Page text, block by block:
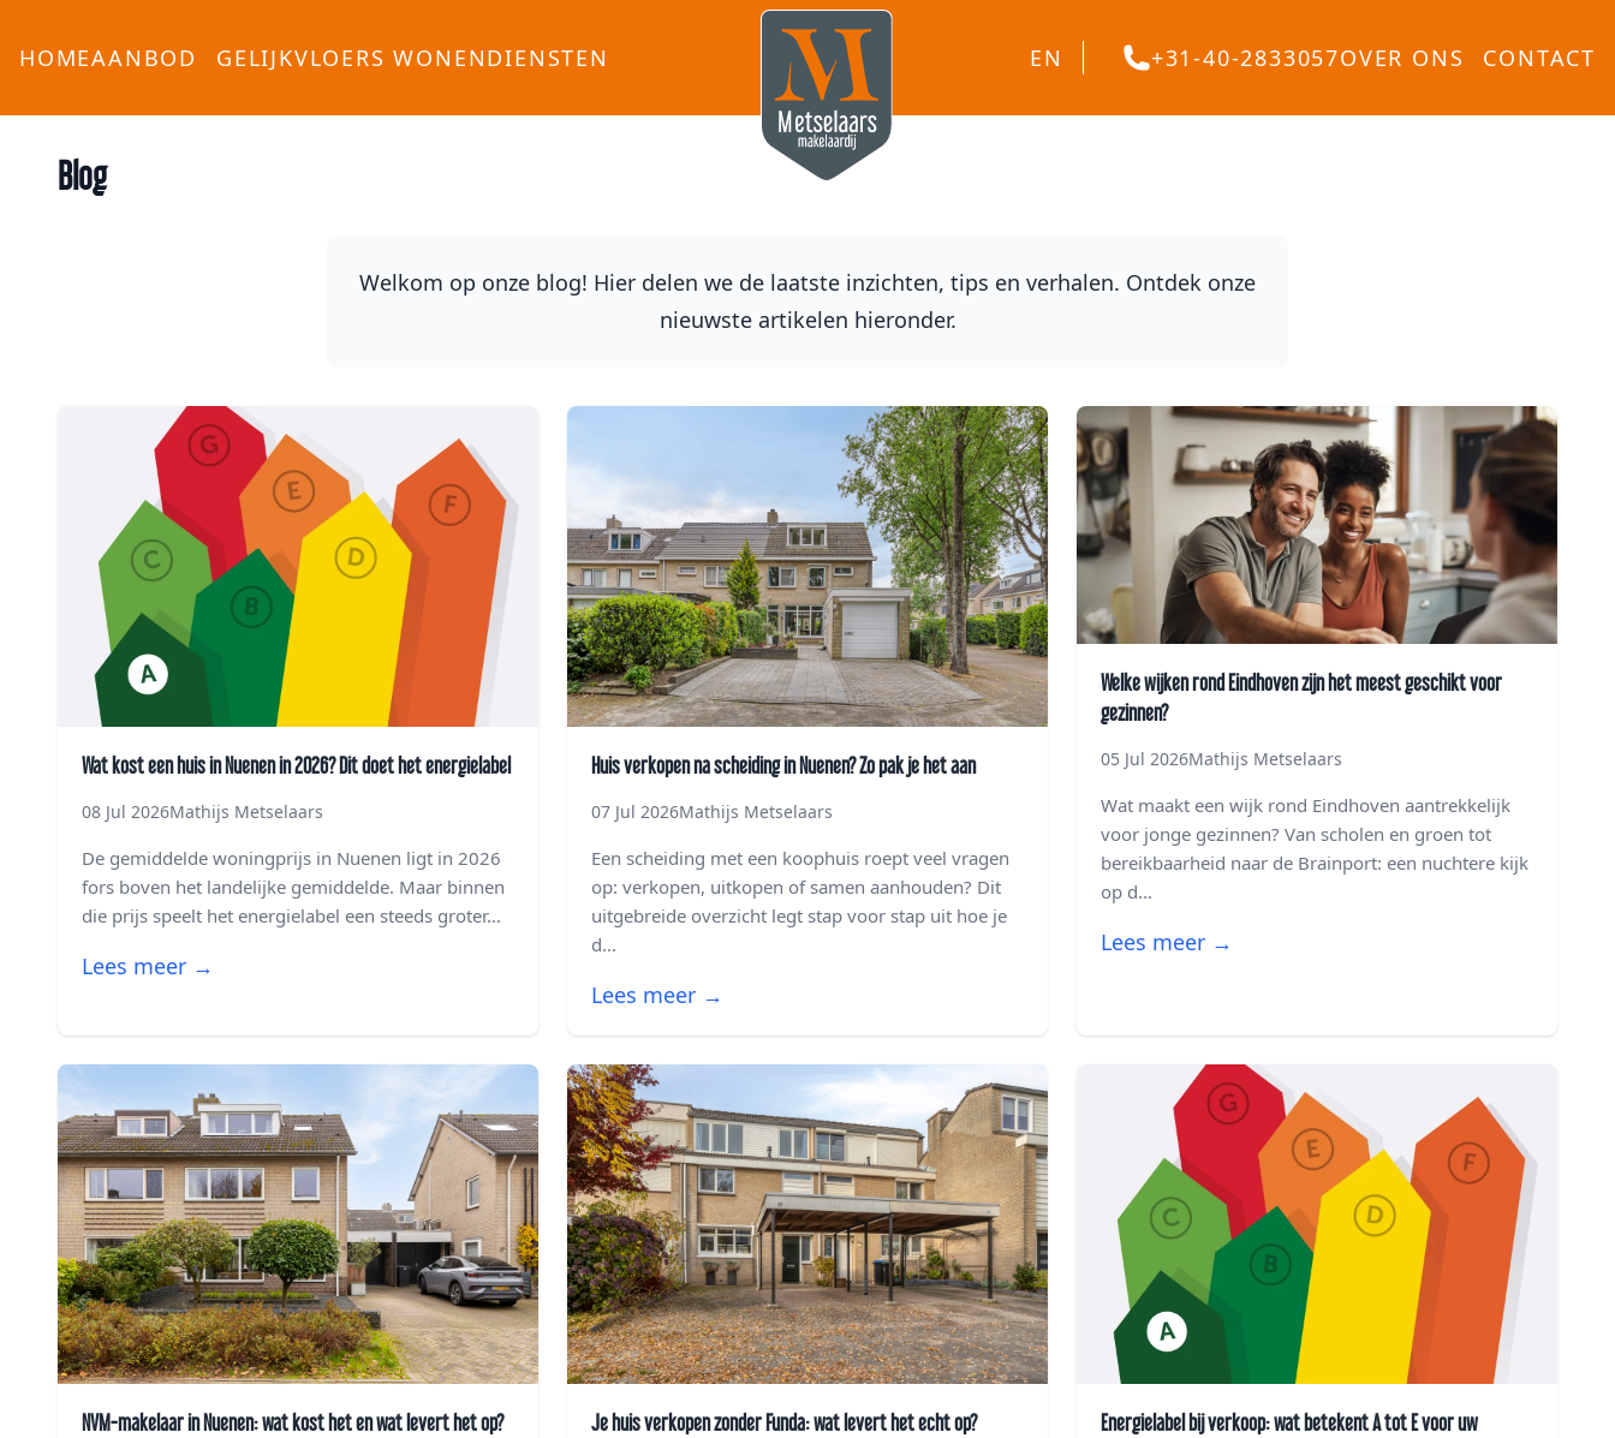
HOMEAANBOD GELIJKVLOERS WONENDIENSTEN EN +31-40-2833057OVER ONS CONTACT
Blog
Welkom op onze blog! Hier delen we de laatste inzichten, tips en verhalen. Ontdek onze
nieuwste artikelen hieronder.
Wat kost een huis in Nuenen in 2026? Dit doet het energielabel
08 Jul 2026Mathijs Metselaars
De gemiddelde woningprijs in Nuenen ligt in 2026
fors boven het landelijke gemiddelde. Maar binnen
die prijs speelt het energielabel een steeds groter...
Lees meer →
Huis verkopen na scheiding in Nuenen? Zo pak je het aan
07 Jul 2026Mathijs Metselaars
Een scheiding met een koophuis roept veel vragen
op: verkopen, uitkopen of samen aanhouden? Dit
uitgebreide overzicht legt stap voor stap uit hoe je
d...
Lees meer →
Welke wijken rond Eindhoven zijn het meest geschikt voor
gezinnen?
05 Jul 2026Mathijs Metselaars
Wat maakt een wijk rond Eindhoven aantrekkelijk
voor jonge gezinnen? Van scholen en groen tot
bereikbaarheid naar de Brainport: een nuchtere kijk
op d...
Lees meer →
NVM-makelaar in Nuenen: wat kost het en wat levert het op? Je huis verkopen zonder Funda: wat levert het echt op?
Energielabel bij verkoop: wat betekent A tot E voor uw